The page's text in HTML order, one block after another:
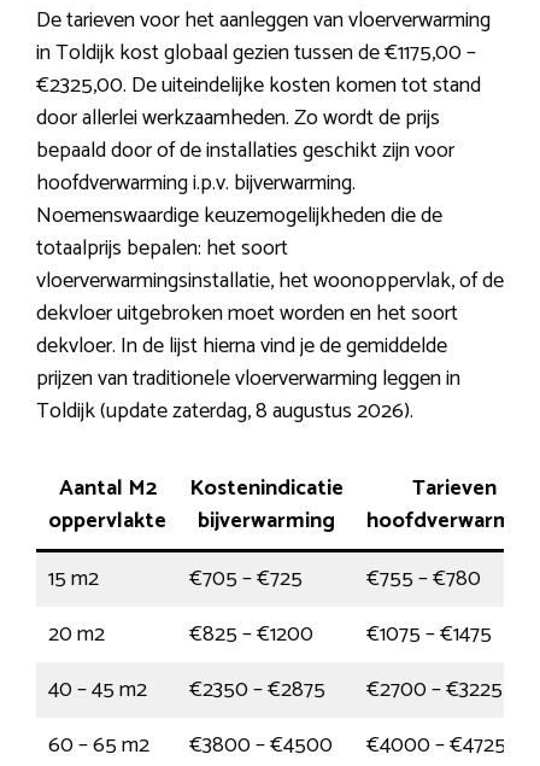
De tarieven voor het aanleggen van vloerverwarming
in Toldijk kost globaal gezien tussen de €1175,00 –
€2325,00. De uiteindelijke kosten komen tot stand
door allerlei werkzaamheden. Zo wordt de prijs
bepaald door of de installaties geschikt zijn voor
hoofdverwarming i.p.v. bijverwarming.
Noemenswaardige keuzemogelijkheden die de
totaalprijs bepalen: het soort
vloerverwarmingsinstallatie, het woonoppervlak, of de
dekvloer uitgebroken moet worden en het soort
dekvloer. In de lijst hierna vind je de gemiddelde
prijzen van traditionele vloerverwarming leggen in
Toldijk (update zaterdag, 8 augustus 2026).
Aantal M2
oppervlakte
Kostenindicatie
bijverwarming
Tarieven
15 m2
€705 – €725
€755 – €780
20 m2
€825 – €1200
€1075 – €1475
40 – 45 m2
€2350 – €2875
€2700 – €3225
60 – 65 m2
€3800 – €4500
€4000 – €4725